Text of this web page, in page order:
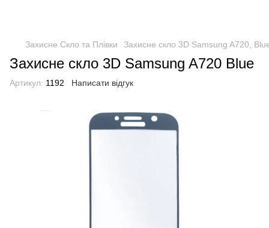
Захисне Скло та Плівки Захисне скло 3D Samsung A720,
Захисне скло 3D Samsung A720 Blue
Артикул: 1192 Написати відгук